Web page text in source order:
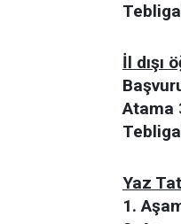
İl dışı
Atama
Yaz
1.